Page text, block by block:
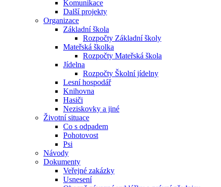
Komunikace
Další projekty
Organizace
Základní škola
Rozpočty Základní školy
Mateřská školka
Rozpočty Mateřská škola
Jídelna
Rozpočty Školní jídelny
Lesní hospodář
Knihovna
Hasiči
Neziskovky a jiné
Životní situace
Co s odpadem
Pohotovost
Psi
Návody
Dokumenty
Veřejné zakázky
Usnesení